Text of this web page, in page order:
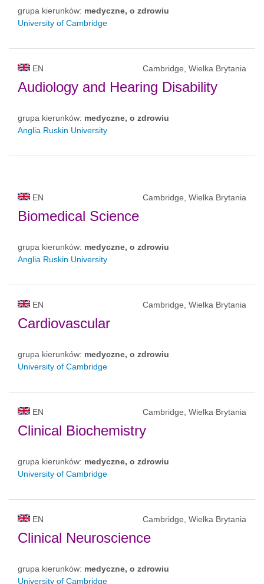
grupa kierunków: medyczne, o zdrowiu
University of Cambridge
EN Cambridge, Wielka Brytania
Audiology and Hearing Disability
grupa kierunków: medyczne, o zdrowiu
Anglia Ruskin University
EN Cambridge, Wielka Brytania
Biomedical Science
grupa kierunków: medyczne, o zdrowiu
Anglia Ruskin University
EN Cambridge, Wielka Brytania
Cardiovascular
grupa kierunków: medyczne, o zdrowiu
University of Cambridge
EN Cambridge, Wielka Brytania
Clinical Biochemistry
grupa kierunków: medyczne, o zdrowiu
University of Cambridge
EN Cambridge, Wielka Brytania
Clinical Neuroscience
grupa kierunków: medyczne, o zdrowiu
University of Cambridge